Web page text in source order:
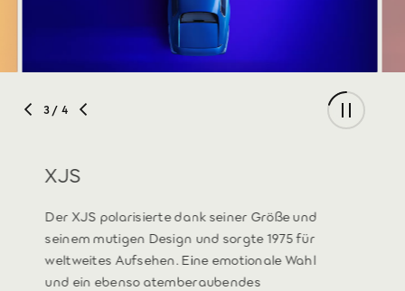
3/ 4
XJS
Der XJS polarisierte dank seiner Größe und
seinem mutigen Design und sorgte 1975 für
weltweites Aufsehen. Eine emotionale Wahl
und ein ebenso atemberaubendes